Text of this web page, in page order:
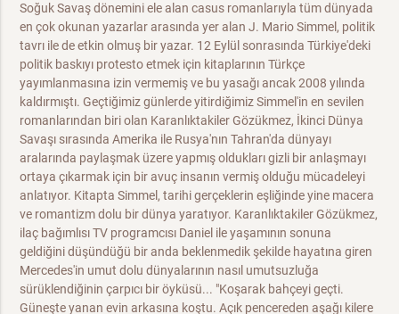
Soğuk Savaş dönemini ele alan casus romanlarıyla tüm dünyada
en çok okunan yazarlar arasında yer alan J. Mario Simmel, politik
tavrı ile de etkin olmuş bir yazar. 12 Eylül sonrasında Türkiye'deki
politik baskıyı protesto etmek için kitaplarının Türkçe
yayımlanmasına izin vermemiş ve bu yasağı ancak 2008 yılında
kaldırmıştı. Geçtiğimiz günlerde yitirdiğimiz Simmel'in en sevilen
romanlarından biri olan Karanlıktakiler Gözükmez, İkinci Dünya
Savaşı sırasında Amerika ile Rusya'nın Tahran'da dünyayı
aralarında paylaşmak üzere yapmış oldukları gizli bir anlaşmayı
ortaya çıkarmak için bir avuç insanın vermiş olduğu mücadeleyi
anlatıyor. Kitapta Simmel, tarihi gerçeklerin eşliğinde yine macera
ve romantizm dolu bir dünya yaratıyor. Karanlıktakiler Gözükmez,
ilaç bağımlısı TV programcısı Daniel ile yaşamının sonuna
geldiğini düşündüğü bir anda beklenmedik şekilde hayatına giren
Mercedes'in umut dolu dünyalarının nasıl umutsuzluğa
sürüklendiğinin çarpıcı bir öyküsü... "Koşarak bahçeyi geçti.
Güneşte yanan evin arkasına koştu. Açık pencereden aşağı kilere